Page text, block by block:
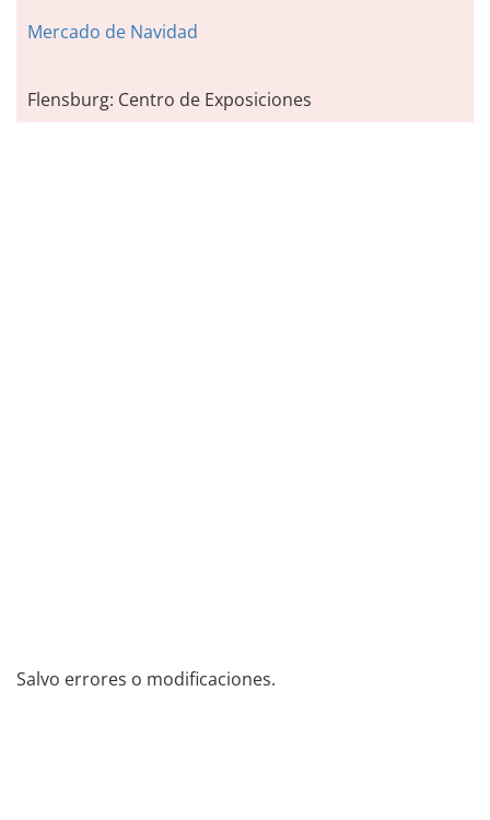
Mercado de Navidad
Flensburg: Centro de Exposiciones
Salvo errores o modificaciones.